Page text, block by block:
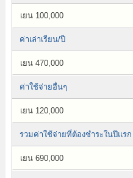
เยน 100,000
ค่าเล่าเรียน/ปี
เยน 470,000
ค่าใช้จ่ายอื่นๆ
เยน 120,000
รวมค่าใช้จ่ายที่ต้องชำระในปีแรก
เยน 690,000